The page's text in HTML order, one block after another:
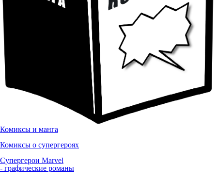
Комиксы и манга
Комиксы о супергероях
Супергерои Marvel
- графические романы